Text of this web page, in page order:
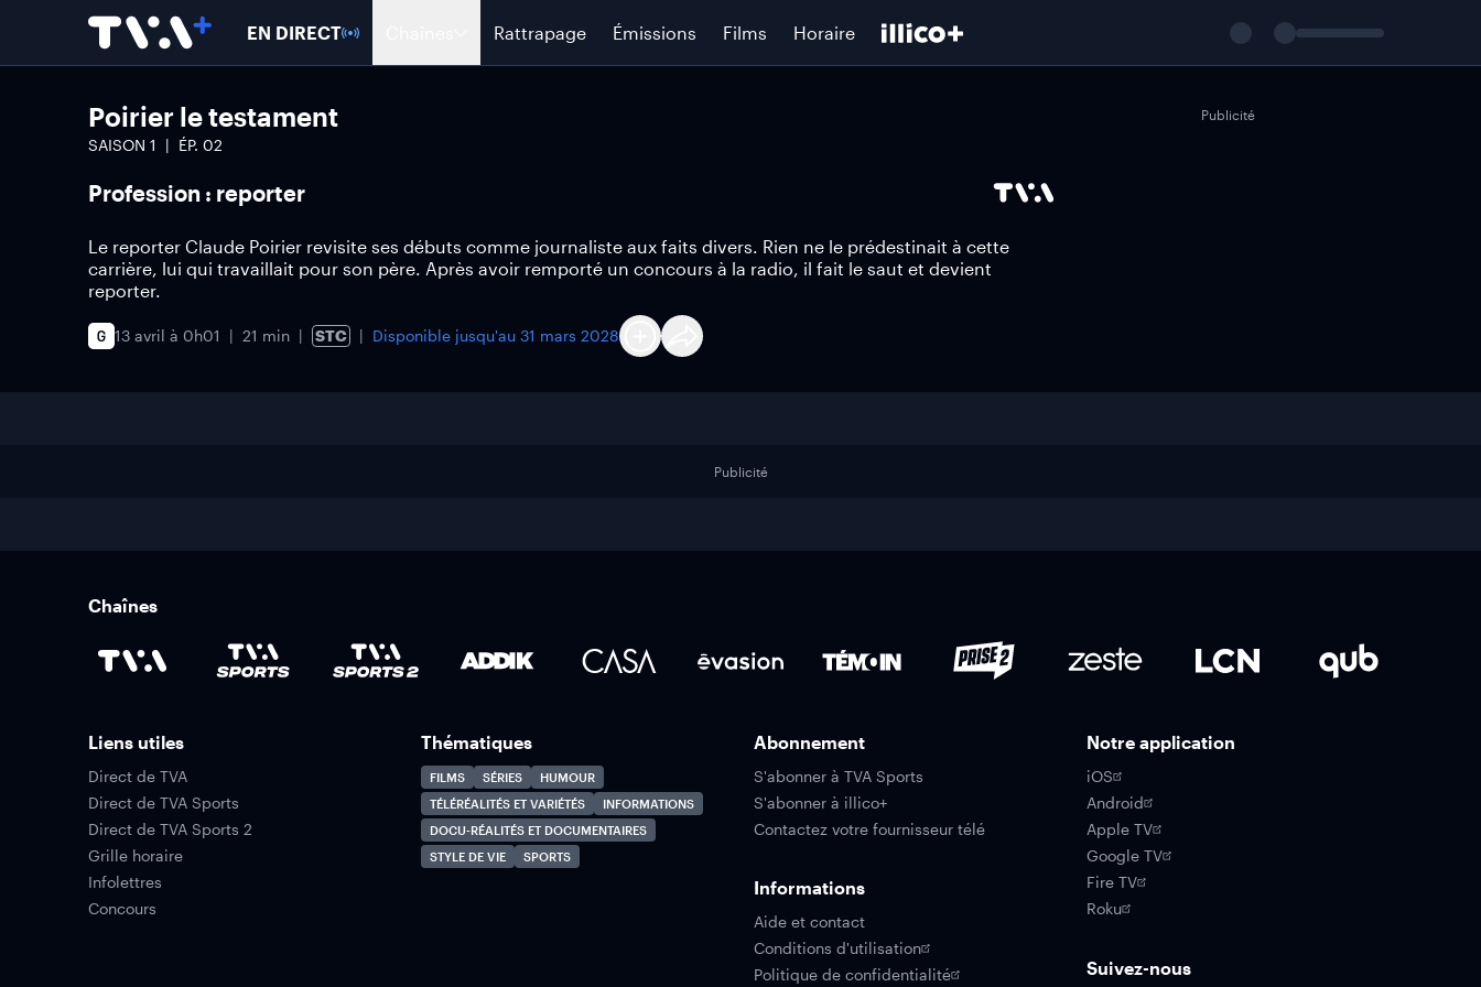
EN DIRECT Rattrapage Émissions Films Horaire
Poirier le testament
SAISON 1 ÉP. 02
Profession : reporter
Le reporter Claude Poirier revisite ses débuts comme journaliste aux faits divers. Rien ne le prédestinait à cette
carrière, lui qui travaillait pour son père. Après avoir remporté un concours à la radio, il fait le saut et devient
reporter.
13 avril à 0h01 21 min STC Disponible jusqu'au 31 mars 2028
Publicité
Publicité
Chaînes
Liens utiles
Direct de TVA
Direct de TVA Sports
Direct de TVA Sports 2
Grille horaire
Infolettres
Concours
Thématiques
FILMS SÉRIES
HUMOUR
TÉLÉRÉALITÉS ET VARIÉTÉS
INFORMATIONS
DOCU-RÉALITÉS ET DOCUMENTAIRES
STYLE DE VIE
SPORTS
Abonnement
S'abonner à TVA Sports
S'abonner à illico+
Contactez votre fournisseur télé
Informations
Aide et contact
Conditions d'utilisation
Politique de confidentialité
Notre application
iOS
Android
Apple TV
Google TV
Fire TV
Roku
Suivez-nous